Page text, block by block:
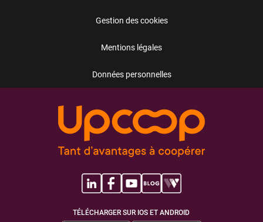
Gestion des cookies
Mentions légales
Données personnelles
TÉLÉCHARGER SUR IOS ET ANDROID